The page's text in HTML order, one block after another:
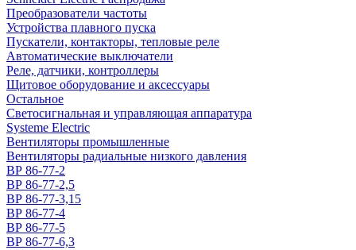
Преобразователи частоты
Устройства плавного пуска
Пускатели, контакторы, тепловые реле
Автоматические выключатели
Реле, датчики, контроллеры
Щитовое оборудование и аксессуары
Остальное
Светосигнальная и управляющая аппаратура
Systeme Electric
Вентиляторы промышленные
Вентиляторы радиальные низкого давления
ВР 86-77-2
ВР 86-77-2,5
ВР 86-77-3,15
ВР 86-77-4
ВР 86-77-5
ВР 86-77-6,3